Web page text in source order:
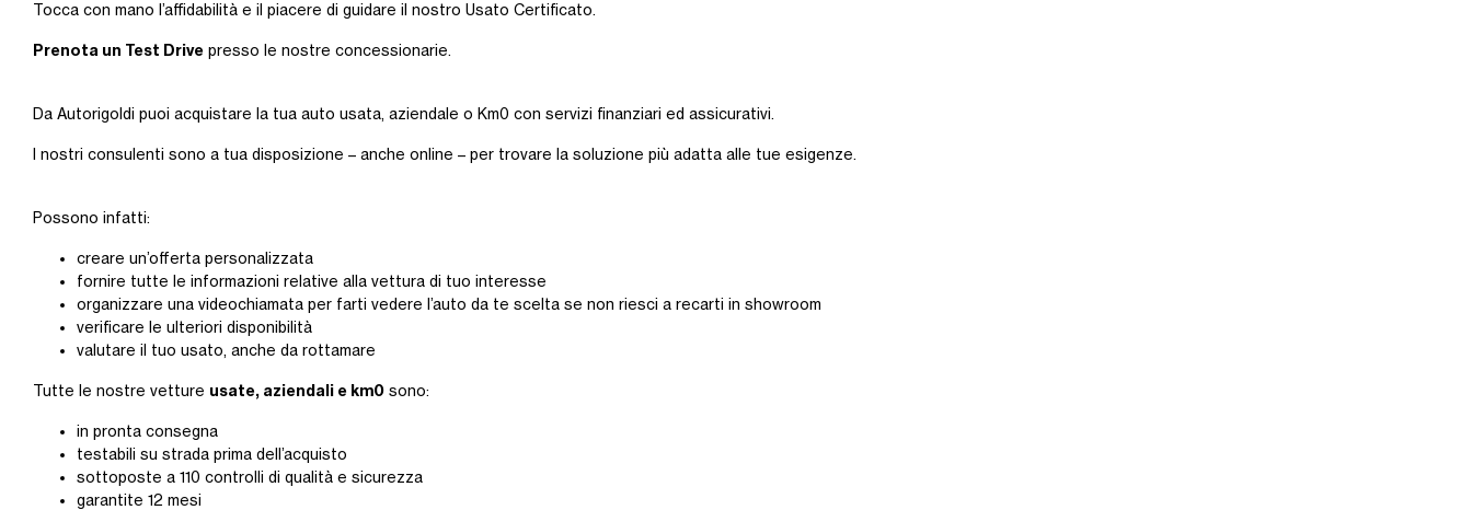
Tocca con mano l’affidabilità e il piacere di guidare il nostro Usato Certificato.
Prenota un Test Drive presso le nostre concessionarie.
Da Autorigoldi puoi acquistare la tua auto usata, aziendale o Km0 con servizi finanziari ed assicurativi.
I nostri consulenti sono a tua disposizione – anche online – per trovare la soluzione più adatta alle tue esigenze.
Possono infatti:
creare un’offerta personalizzata
fornire tutte le informazioni relative alla vettura di tuo interesse
organizzare una videochiamata per farti vedere l’auto da te scelta se non riesci a recarti in showroom
verificare le ulteriori disponibilità
valutare il tuo usato, anche da rottamare
Tutte le nostre vetture usate, aziendali e km0 sono:
in pronta consegna
testabili su strada prima dell’acquisto
sottoposte a 110 controlli di qualità e sicurezza
garantite 12 mesi